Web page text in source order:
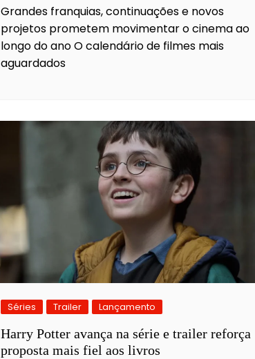
Grandes franquias, continuações e novos
projetos prometem movimentar o cinema ao
longo do ano O calendário de filmes mais
aguardados
Séries Trailer Lançamento
Harry Potter avança na série e trailer reforça
proposta mais fiel aos livros